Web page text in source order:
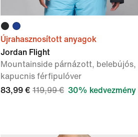
Újrahasznosított anyagok
Jordan Flight
Mountainside párnázott, belebújós,
kapucnis férfipulóver
83,99 € 119,99 € 30% kedvezmény